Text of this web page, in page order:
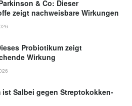
& Co: Dieser
zeigt nachweisbare Wirkungen
Probiotikum zeigt
Wirkung
ist Salbei gegen Streptokokken-